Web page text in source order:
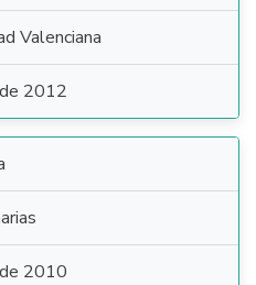
Valenciana
2012
2010